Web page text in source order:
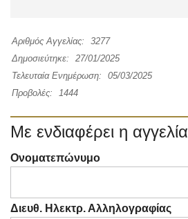
Αριθμός Αγγελίας:
3277
Δημοσιεύτηκε:
27/01/2025
Τελευταία Ενημέρωση:
05/03/2025
Προβολές:
1444
Με ενδιαφέρει η αγγελία
Ονοματεπώνυμο
Διευθ. Ηλεκτρ. Αλληλογραφίας